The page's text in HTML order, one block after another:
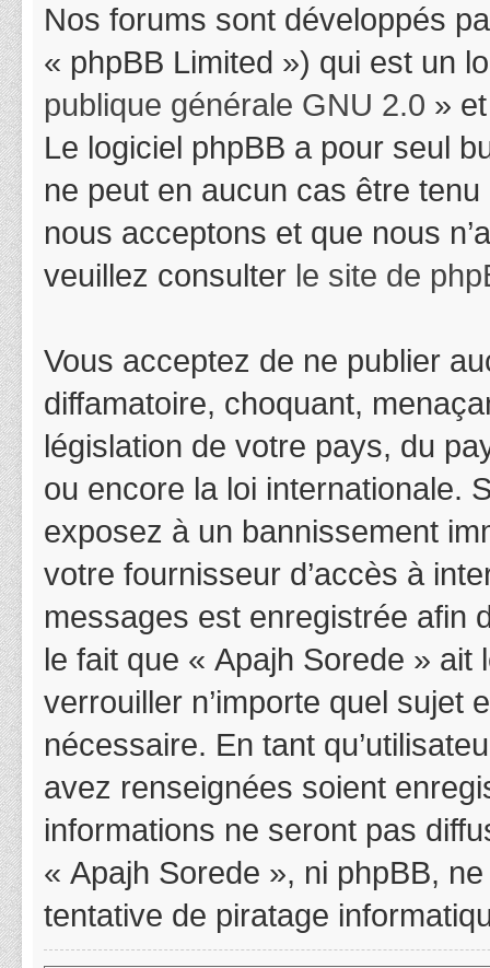
Nos forums sont développés
« phpBB Limited ») qui est un
publique générale GNU 2.0 »
Le logiciel phpBB a pour seul
ne peut en aucun cas être
nous acceptons et que nous
veuillez consulter le site de
Vous acceptez de ne publier
diffamatoire, choquant,
législation de votre pays, du
ou encore la loi internationale.
exposez à un bannissement
votre fournisseur d’accès à
messages est enregistrée afin
le fait que « Apajh Sorede »
verrouiller n’importe quel sujet
nécessaire. En tant
avez renseignées soient
informations ne seront pas
« Apajh Sorede », ni phpBB,
tentative de piratage